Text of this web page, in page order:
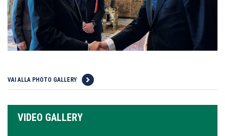
VAI ALLA PHOTO GALLERY
VIDEO GALLERY